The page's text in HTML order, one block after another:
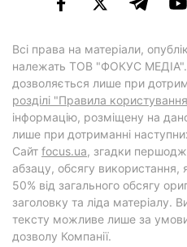
Всі права на матеріали,
належать ТОВ "ФОКУС МЕДІА".
дозволяється лише при
розділі "Правила
інформацію, розміщену на
лише при дотриманні
Cайт focus.ua, згадки
абзацу, обсягу
50% від загального обсягу
заголовку та ліда матеріалу.
тексту можливе лише за
дозволу Компанії.